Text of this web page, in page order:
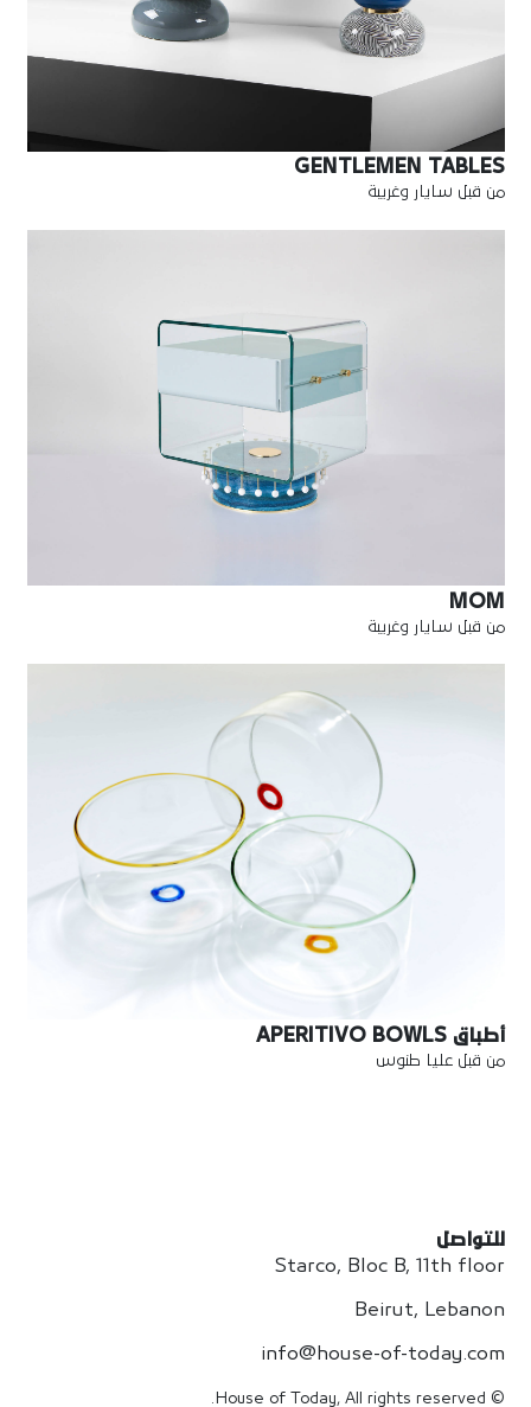
GENTLEMEN TABLES
من قبل سايار وغريبة
MOM
من قبل سايار وغريبة
أطباق APERITIVO BOWLS
من قبل عليا طنوس
للتواصل
Starco, Bloc B, 11th floor
Beirut, Lebanon
info@house-of-today.com
© House of Today, All rights reserved.